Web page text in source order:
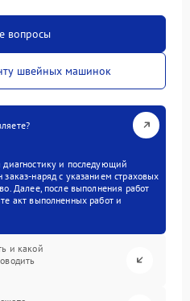
вопросы
швейных машинок
диагностику и последующий
заказ-наряд с указанием страховых
Далее, после выполнения работ
акт выполненных работ и
и какой